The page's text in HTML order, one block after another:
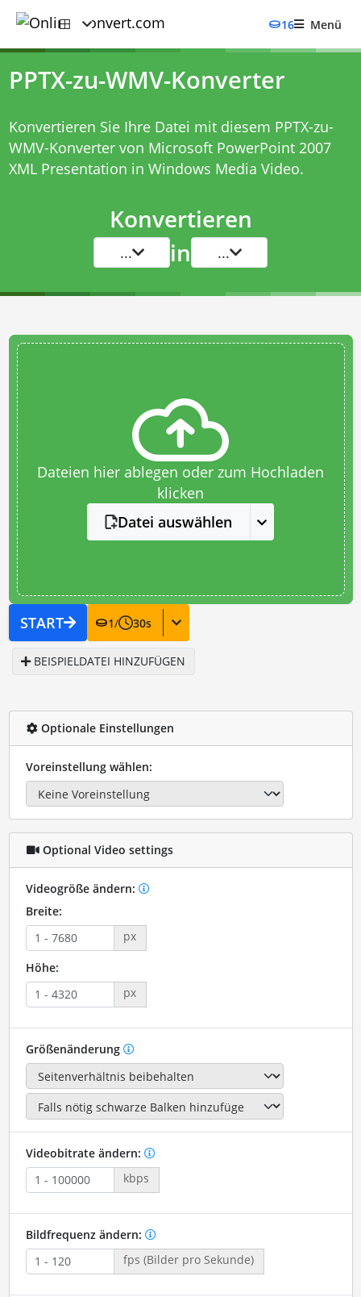
16 Menü
PPTX-zu-WMV-Konverter
Konvertieren Sie Ihre Datei mit diesem PPTX-zu-
WMV-Konvertervon Microsoft PowerPoint 2007
XML Presentation in Windows Media Video.
Konvertieren
... in ...
Dateien hier ablegen oder zum Hochladen
klicken
Datei auswählen
START 1/ 30s
BEISPIELDATEI HINZUFÜGEN
Optionale Einstellungen
Voreinstellung wählen:
Optional Video settings
Videogröße ändern:
Breite:
px
Höhe:
px
Größenänderung
Videobitrate ändern:
kbps
Bildfrequenz ändern:
fps (Bilder pro Sekunde)